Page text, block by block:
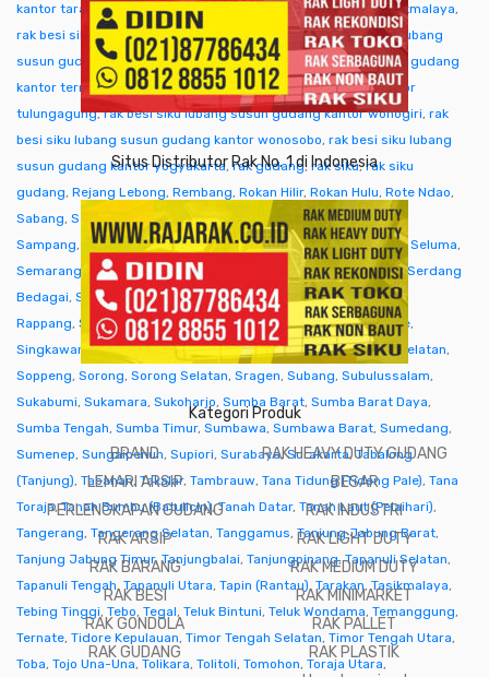
kantor tarakan, rak besi siku lubang susun gudang kantor tasikmalaya,
rak besi siku lubang susun gudang kantor tegal,rak besi siku lubang
susun gudang kantor temanggung,rak besi siku lubang susun gudang
kantor ternate tidore,rak besi siku lubang susun gudang kantor
tulungagung,rak besi siku lubang susun gudang kantor wonogiri, rak
besi siku lubang susun gudang kantor wonosobo, rak besi siku lubang
susun gudang kantor yogyakarta,rak gudang, rak siku,rak siku
gudang, Rejang Lebong, Rembang, Rokan Hilir, Rokan Hulu, Rote Ndao,
Sabang, Sabu Raijua ,Salatiga,Samarinda,Sambas,Samosir,
Sampang, Sanggau,Sarmi,Sarolangun,Sawahlunto,Sekadau,Seluma,
Semarang
Seram Bagian Barat Seram Bagian Timur,Serang,Serdang
Bedagai, Seruyan (Kuala Pembuang),Siak, Sibolga,Sidenreng
Rappang, Sidoarjo,Sigi,Sijunjung,Sikka,Simalungun,Simeulue,
Singkawang,Sinjai,Sintang,Situbondo,Sleman,Solok,Solok Selatan,
Soppeng, Sorong, Sorong Selatan, Sragen, Subang, Subulussalam,
Sukabumi, Sukamara, Sukoharjo, Sumba Barat, Sumba Barat Daya,
Sumba Tengah, Sumba Timur, Sumbawa, Sumbawa Barat, Sumedang,
Sumenep, Sungaipenuh, Supiori, Surabaya,Surakarta,Tabalong
(Tanjung), Tabanan, Takalar, Tambrauw, Tana Tidung (Tideng Pale), Tana
Toraja,Tanah Bumbu (Batulicin),Tanah Datar, Tanah Laut (Pelaihari),
Tangerang, Tangerang Selatan, Tanggamus, Tanjung Jabung Barat,
Tanjung Jabung Timur,Tanjungbalai, Tanjungpinang,Tapanuli Selatan,
Tapanuli Tengah, Tapanuli Utara, Tapin (Rantau), Tarakan,Tasikmalaya,
Tebing Tinggi, Tebo, Tegal, Teluk Bintuni, Teluk Wondama, Temanggung,
Ternate, Tidore Kepulauan, Timor Tengah Selatan, Timor Tengah Utara,
Toba, Tojo Una-Una, Tolikara, Tolitoli, Tomohon, Toraja Utara,
Situs Distributor Rak No. 1 di Indonesia
Kategori Produk
BRAND
LEMARI ARSIP
PERLENGKAPAN GUDANG
RAK ARSIP
RAK BARANG
RAK BESI
RAK GONDOLA
RAK GUDANG
RAK HEAVY DUTY GUDANG
BESAR
RAK INDUSTRI
RAK LIGHT DUTY
RAK MEDIUM DUTY
RAK MINIMARKET
RAK PALLET
RAK PLASTIK